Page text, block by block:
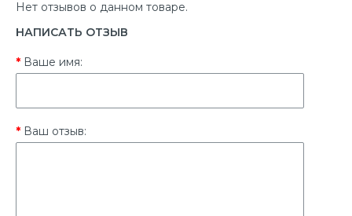
Нет отзывов о данном товаре.
НАПИСАТЬ ОТЗЫВ
Ваше имя:
Ваш отзыв: